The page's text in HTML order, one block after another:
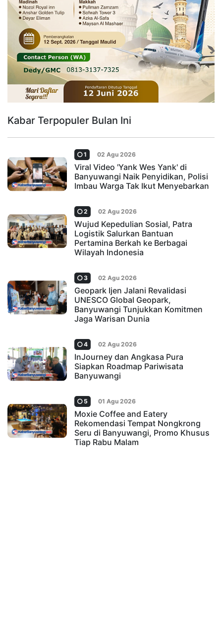
Kabar Terpopuler Bulan Ini
1 02 Agu 2026
Viral Video 'Yank Wes Yank' di
Banyuwangi Naik Penyidikan, Polisi
Imbau Warga Tak Ikut Menyebarkan
2 02 Agu 2026
Wujud Kepedulian Sosial, Patra
Logistik Salurkan Bantuan
Pertamina Berkah ke Berbagai
Wilayah Indonesia
3 02 Agu 2026
Geopark Ijen Jalani Revalidasi
UNESCO Global Geopark,
Banyuwangi Tunjukkan Komitmen
Jaga Warisan Dunia
4 02 Agu 2026
InJourney dan Angkasa Pura
Siapkan Roadmap Pariwisata
Banyuwangi
5 01 Agu 2026
Moxie Coffee and Eatery
Rekomendasi Tempat Nongkrong
Seru di Banyuwangi, Promo Khusus
Tiap Rabu Malam